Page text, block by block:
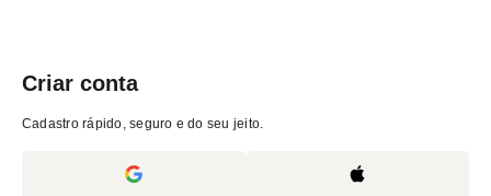
Criar conta
Cadastro rápido, seguro e do seu jeito.